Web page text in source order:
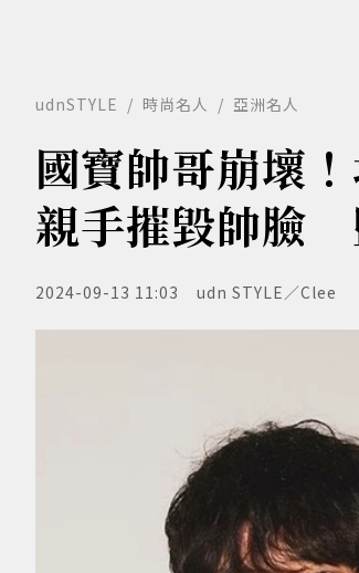
udnSTYLE 時尚名人 亞洲名人
國寶帥哥崩壞
親手摧毀帥臉
2024-09-13 11:03 udn STYLE／Clee